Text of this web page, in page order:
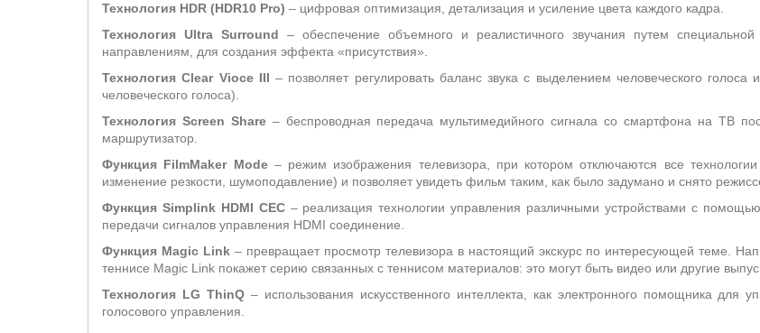
Технология HDR (HDR10 Pro) – цифровая оптимизация, детализация и усиление цвета каждого кадра.
Технология Ultra Surround – обеспечение объемного и реалистичного звучания путем
направлениям, для создания эффекта «присутствия».
Технология Clear Vioce III – позволяет регулировать баланс звука с выделением человеческого
человеческого голоса).
Технология Screen Share– беспроводная передача мультимедийного сигнала со смартфона на ТВ
маршрутизатор.
Функция FilmMaker Mode– режим изображения телевизора, при котором отключаются все
изменение резкости, шумоподавление) и позволяет увидеть фильм таким, как было задумано и снято
Функция Simplink HDMI CEC– реализация технологии управления различными устройствами с
передачи сигналов управления HDMI соединение.
Функция Magic Link– превращает просмотр телевизора в настоящий экскурс по интересующей теме.
теннисе Magic Link покажет серию связанных с теннисом материалов: это могут быть видео или другие
Технология LG ThinQ– использования искусственного интеллекта, как электронного помощника для
голосового управления.